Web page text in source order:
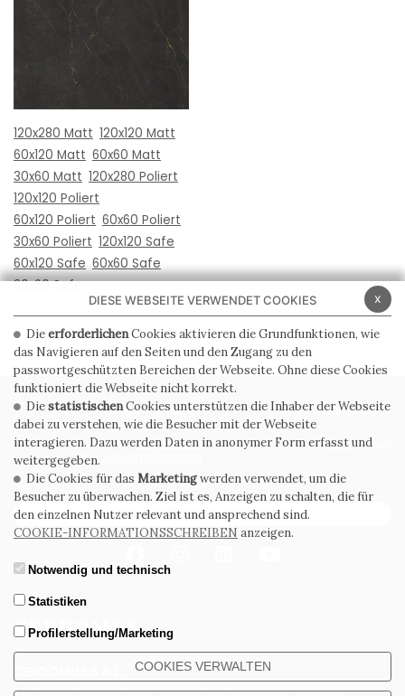
120x280 Matt 120x120 Matt
60x120 Matt 60x60 Matt
30x60 Matt 120x280 Poliert
120x120 Poliert
60x120 Poliert 60x60 Poliert
30x60 Poliert 120x120 Safe
60x120 Safe 60x60 Safe
30x60 Safe
Via Emilia Ponente, 1000 - 48014 Castel Bolognese (RA) Italy
PRIVACY POLICY COOKIE POLICY
ALLGEMEINE
VERKAUFSBEDINGUNGEN
WHISTLEBLOWING
ABONNIEREN SIE DEN NEWSLETTER
x
DIESE WEBSEITE VERWENDET COOKIES
DieerforderlichenCookies aktivieren die Grundfunktionen, wie
das Navigieren auf den Seiten und den Zugang zu den
passwortgeschützten Bereichen der Webseite. Ohne diese Cookies
funktioniert die Webseite nicht korrekt.
DiestatistischenCookies unterstützen die Inhaber der Webseite
dabei zu verstehen, wie die Besucher mit der Webseite
interagieren. Dazu werden Daten in anonymer Form erfasst und
weitergegeben.
Die Cookies für das Marketingwerden verwendet, um die
Besucher zu überwachen. Ziel ist es, Anzeigen zu schalten, die für
den einzelnen Nutzer relevant und ansprechend sind.
COOKIE-INFORMATIONSSCHREIBEN anzeigen.
Notwendig und technisch
Statistiken
Profilerstellung/Marketing
COOKIES VERWALTEN